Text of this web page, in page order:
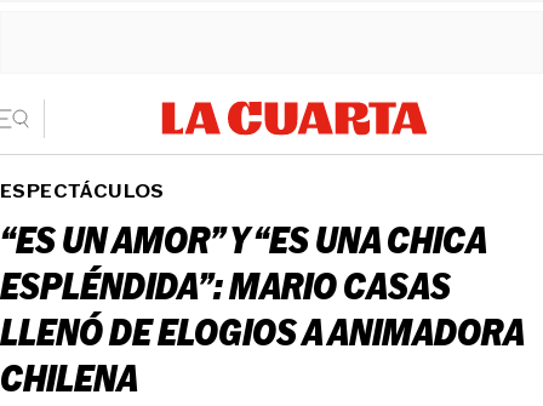
ESPECTÁCULOS
“ES UN AMOR” Y “ES UNA CHICA
ESPLÉNDIDA”: MARIO CASAS
LLENÓ DE ELOGIOS A ANIMADORA
CHILENA